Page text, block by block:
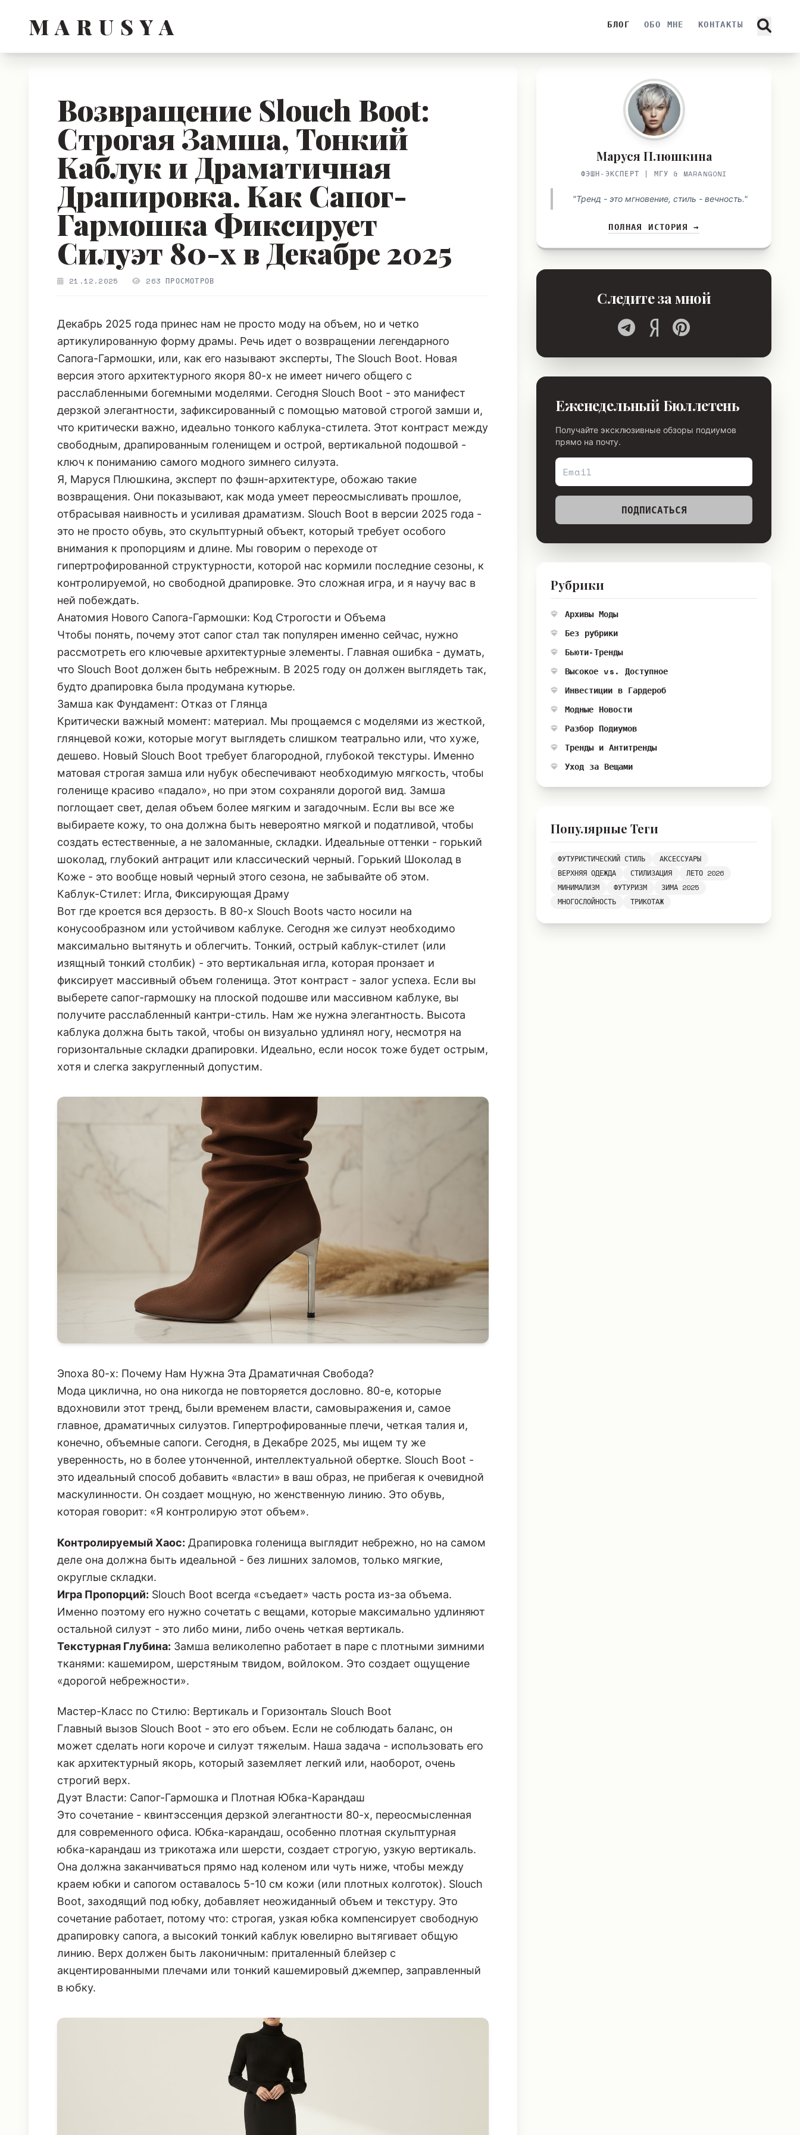
M A R U S Y A БЛОГ ОБО МНЕ КОНТАКТЫ
Возвращение Slouch Boot:
Строгая Замша, Тонкий
Каблук и Драматичная
Драпировка. Как Сапог-
Гармошка Фиксирует
Силуэт 80-х в Декабре 2025
21.12.2025 263 ПРОСМОТРОВ
Декабрь 2025 года принес нам не просто моду на объем, но и четко
артикулированную форму драмы. Речь идет о возвращении легендарного
Сапога-Гармошки, или, как его называют эксперты, The Slouch Boot. Новая
версия этого архитектурного якоря 80-х не имеет ничего общего с
расслабленными богемными моделями. Сегодня Slouch Boot - это манифест
дерзкой элегантности, зафиксированный с помощью матовой строгой замши и,
что критически важно, идеально тонкого каблука-стилета. Этот контраст между
свободным, драпированным голенищем и острой, вертикальной подошвой -
ключ к пониманию самого модного зимнего силуэта.
Я, Маруся Плюшкина, эксперт по фэшн-архитектуре, обожаю такие
возвращения. Они показывают, как мода умеет переосмысливать прошлое,
отбрасывая наивность и усиливая драматизм. Slouch Boot в версии 2025 года -
это не просто обувь, это скульптурный объект, который требует особого
внимания к пропорциям и длине. Мы говорим о переходе от
гипертрофированной структурности, которой нас кормили последние сезоны, к
контролируемой, но свободной драпировке. Это сложная игра, и я научу вас в
ней побеждать.
Анатомия Нового Сапога-Гармошки: Код Строгости и Объема
Чтобы понять, почему этот сапог стал так популярен именно сейчас, нужно
рассмотреть его ключевые архитектурные элементы. Главная ошибка - думать,
что Slouch Boot должен быть небрежным. В 2025 году он должен выглядеть так,
будто драпировка была продумана кутюрье.
Замша как Фундамент: Отказ от Глянца
Критически важный момент: материал. Мы прощаемся с моделями из жесткой,
глянцевой кожи, которые могут выглядеть слишком театрально или, что хуже,
дешево. Новый Slouch Boot требует благородной, глубокой текстуры. Именно
матовая строгая замша или нубук обеспечивают необходимую мягкость, чтобы
голенище красиво «падало», но при этом сохраняли дорогой вид. Замша
поглощает свет, делая объем более мягким и загадочным. Если вы все же
выбираете кожу, то она должна быть невероятно мягкой и податливой, чтобы
создать естественные, а не заломанные, складки. Идеальные оттенки - горький
шоколад, глубокий антрацит или классический черный. Горький Шоколад в
Коже - это вообще новый черный этого сезона, не забывайте об этом.
Каблук-Стилет: Игла, Фиксирующая Драму
Вот где кроется вся дерзость. В 80-х Slouch Boots часто носили на
конусообразном или устойчивом каблуке. Сегодня же силуэт необходимо
максимально вытянуть и облегчить. Тонкий, острый каблук-стилет (или
изящный тонкий столбик) - это вертикальная игла, которая пронзает и
фиксирует массивный объем голенища. Этот контраст - залог успеха. Если вы
выберете сапог-гармошку на плоской подошве или массивном каблуке, вы
получите расслабленный кантри-стиль. Нам же нужна элегантность. Высота
каблука должна быть такой, чтобы он визуально удлинял ногу, несмотря на
горизонтальные складки драпировки. Идеально, если носок тоже будет острым,
хотя и слегка закругленный допустим.
Эпоха 80-х: Почему Нам Нужна Эта Драматичная Свобода?
Мода циклична, но она никогда не повторяется дословно. 80-е, которые
вдохновили этот тренд, были временем власти, самовыражения и, самое
главное, драматичных силуэтов. Гипертрофированные плечи, четкая талия и,
конечно, объемные сапоги. Сегодня, в Декабре 2025, мы ищем ту же
уверенность, но в более утонченной, интеллектуальной обертке. Slouch Boot -
это идеальный способ добавить «власти» в ваш образ, не прибегая к очевидной
маскулинности. Он создает мощную, но женственную линию. Это обувь,
которая говорит: «Я контролирую этот объем».
Контролируемый Хаос: Драпировка голенища выглядит небрежно, но на самом
деле она должна быть идеальной - без лишних заломов, только мягкие,
округлые складки.
Игра Пропорций: Slouch Boot всегда «съедает» часть роста из-за объема.
Именно поэтому его нужно сочетать с вещами, которые максимально удлиняют
остальной силуэт - это либо мини, либо очень четкая вертикаль.
Текстурная Глубина: Замша великолепно работает в паре с плотными зимними
тканями: кашемиром, шерстяным твидом, войлоком. Это создает ощущение
«дорогой небрежности».
Мастер-Класс по Стилю: Вертикаль и Горизонталь Slouch Boot
Главный вызов Slouch Boot - это его объем. Если не соблюдать баланс, он
может сделать ноги короче и силуэт тяжелым. Наша задача - использовать его
как архитектурный якорь, который заземляет легкий или, наоборот, очень
строгий верх.
Дуэт Власти: Сапог-Гармошка и Плотная Юбка-Карандаш
Это сочетание - квинтэссенция дерзкой элегантности 80-х, переосмысленная
для современного офиса. Юбка-карандаш, особенно плотная скульптурная
юбка-карандаш из трикотажа или шерсти, создает строгую, узкую вертикаль.
Она должна заканчиваться прямо над коленом или чуть ниже, чтобы между
краем юбки и сапогом оставалось 5-10 см кожи (или плотных колготок). Slouch
Boot, заходящий под юбку, добавляет неожиданный объем и текстуру. Это
сочетание работает, потому что: строгая, узкая юбка компенсирует свободную
драпировку сапога, а высокий тонкий каблук ювелирно вытягивает общую
линию. Верх должен быть лаконичным: приталенный блейзер с
акцентированными плечами или тонкий кашемировый джемпер, заправленный
в юбку.
Маруся Плюшкина
ФЭШН-ЭКСПЕРТ | МГУ & MARANGONI
"Тренд - это мгновение, стиль - вечность."
ПОЛНАЯ ИСТОРИЯ →
Следите за мной
Еженедельный Бюллетень
Получайте эксклюзивные обзоры подиумов
прямо на почту.
ПОДПИСАТЬСЯ
Рубрики
Архивы Моды
Без рубрики
Бьюти-Тренды
Высокое vs. Доступное
Инвестиции в Гардероб
Модные Новости
Разбор Подиумов
Тренды и Антитренды
Уход за Вещами
Популярные Теги
ФУТУРИСТИЧЕСКИЙ СТИЛЬ
АКСЕССУАРЫ
ВЕРХНЯЯ ОДЕЖДА
СТИЛИЗАЦИЯ
ЛЕТО 2026
МИНИМАЛИЗМ
ФУТУРИЗМ
ЗИМА 2025
МНОГОСЛОЙНОСТЬ
ТРИКОТАЖ